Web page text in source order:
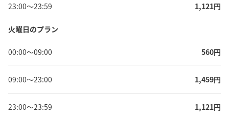
23:00〜23:59 1,121円
火曜日のプラン
00:00〜09:00 560円
09:00〜23:00 1,459円
23:00〜23:59 1,121円